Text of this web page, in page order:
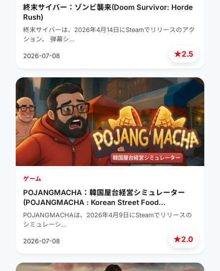
★2.5
終末サイバー：ゾンビ襲来(Doom Survivor: Horde
Rush)
終末サイバーは、2026年4月14日にSteamでリリースのアク
ション。 弾幕シ…
2026-07-08
★2.0
ゲーム
POJANGMACHA：韓国屋台経営シミュレーター
(POJANGMACHA : Korean Street Food
Management Simulator)
POJANGMACHAは、2026年4月9日にSteamでリリースの
シミュレーシ…
2026-07-08